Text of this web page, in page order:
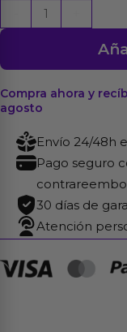
Pezoneras
en
con
Lentejuelas
Negras
cantidad
Compra ahora y
agosto
Envío 24/48h
Pago seguro
30 días de
Atención